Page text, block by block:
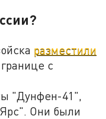
разместили
с
"Дунфен-41",
Они были